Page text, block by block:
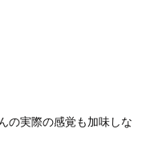
の実際の感覚も加味しな